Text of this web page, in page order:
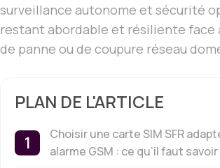
surveillance autonome et sécurité
restant abordable et résiliente face
de panne ou de coupure réseau
PLAN DE L'ARTICLE
Choisir une carte SIM SFR
alarme GSM : ce qu’il faut savoir